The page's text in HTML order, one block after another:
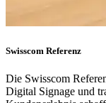
Swisscom Referenz
Die Swisscom
Digital Signage und